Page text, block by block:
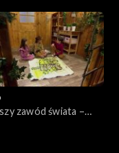
zawód świata –